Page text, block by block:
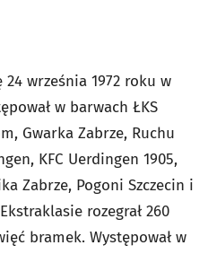
24 września 1972 roku w
w barwach ŁKS
Gwarka Zabrze, Ruchu
KFC Uerdingen 1905,
Zabrze, Pogoni Szczecin i
rozegrał 260
bramek. Występował w